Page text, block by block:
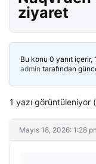
ziyaret
Bu konu 0 yanıt içerir,
admin tarafından
1 yazı görüntüleniyor
Mayıs 18, 2026: 1:28